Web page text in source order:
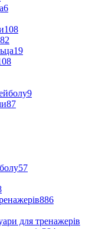
6
108
82
19
9
87
57
886
для тренажерів